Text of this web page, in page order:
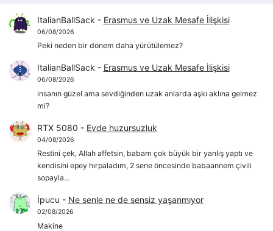
ItalianBallSack - Erasmus ve Uzak Mesafe İlişkisi
06/08/2026
Peki neden bir dönem daha yürütülemez?
ItalianBallSack - Erasmus ve Uzak Mesafe İlişkisi
06/08/2026
insanın güzel ama sevdiğinden uzak anlarda aşkı aklına gelmez
mi?
RTX 5080 - Evde huzursuzluk
04/08/2026
Restini çek, Allah affetsin, babam çok büyük bir yanlış yaptı ve
kendisini epey hırpaladım, 2 sene öncesinde babaannem çivili
sopayla…
İpucu - Ne senle ne de sensiz yaşanmıyor
02/08/2026
Makine